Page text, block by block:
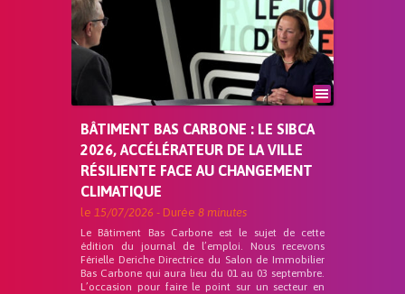
BÂTIMENT BAS CARBONE : LE SIBCA
2026, ACCÉLÉRATEUR DE LA VILLE
RÉSILIENTE FACE AU CHANGEMENT
CLIMATIQUE
le 15/07/2026 - Durée 8 minutes
Le Bâtiment Bas Carbone est le sujet de cette
édition du journal de l’emploi. Nous recevons
Férielle Deriche Directrice du Salon de Immobilier
Bas Carbone qui aura lieu du 01 au 03 septembre.
L’occasion pour faire le point sur un secteur en